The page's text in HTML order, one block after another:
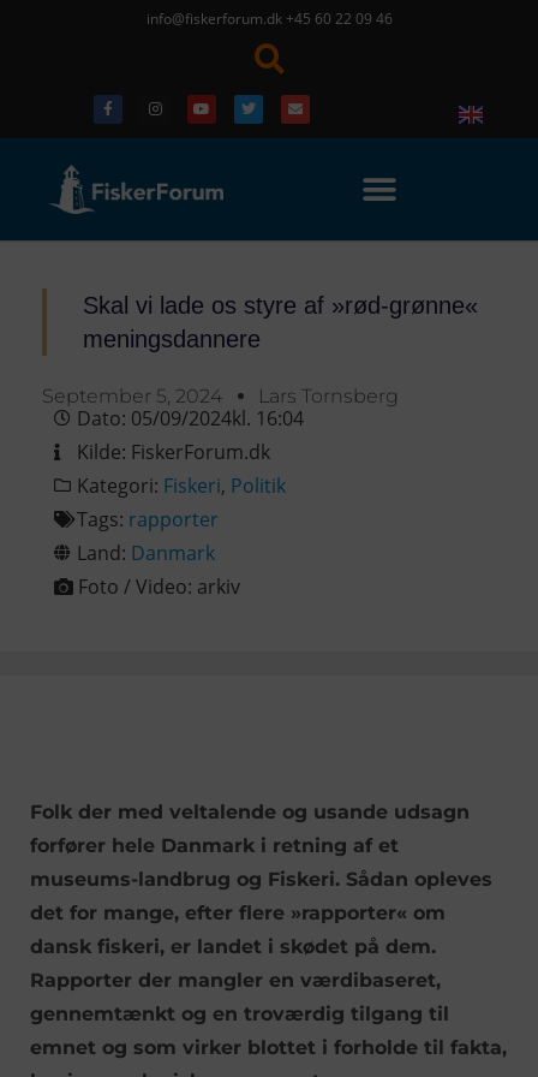
info@fiskerforum.dk +45 60 22 09 46
Skal vi lade os styre af »rød-grønne«
meningsdannere
September 5, 2024 Lars Tornsberg
Dato: 05/09/2024kl. 16:04
Kilde: FiskerForum.dk
Kategori: Fiskeri, Politik
Tags: rapporter
Land: Danmark
Foto / Video: arkiv
Folk der med veltalende og usande udsagn
forfører hele Danmark i retning af et
museums-landbrug og Fiskeri. Sådan opleves
det for mange, efter flere »rapporter« om
dansk fiskeri, er landet i skødet på dem.
Rapporter der mangler en værdibaseret,
gennemtænkt og en troværdig tilgang til
emnet og som virker blottet i forholde til fakta,